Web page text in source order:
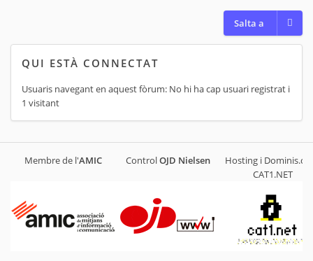
Salta a
QUI ESTÀ CONNECTAT
Usuaris navegant en aquest fòrum: No hi ha cap usuari registrat i
1 visitant
Membre de l'AMIC ControlOJD Nielsen
Hosting i
CAT1.NET